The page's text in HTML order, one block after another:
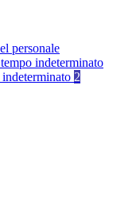
personale
indeterminato
2